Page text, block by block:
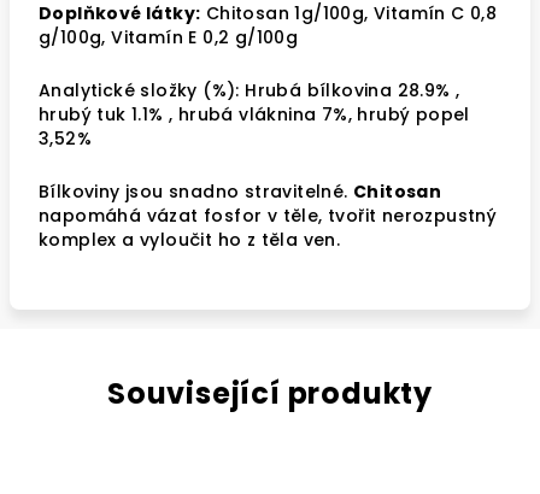
Doplňkové látky: Chitosan 1g/100g, Vitamín C 0,8
g/100g, Vitamín E 0,2 g/100g
Analytické složky (%): Hrubá bílkovina 28.9% ,
hrubý tuk 1.1% , hrubá vláknina 7%, hrubý popel
3,52%
Bílkoviny jsou snadno stravitelné. Chitosan
napomáhá vázat fosfor v těle, tvořit nerozpustný
komplex a vyloučit ho z těla ven.
Související produkty